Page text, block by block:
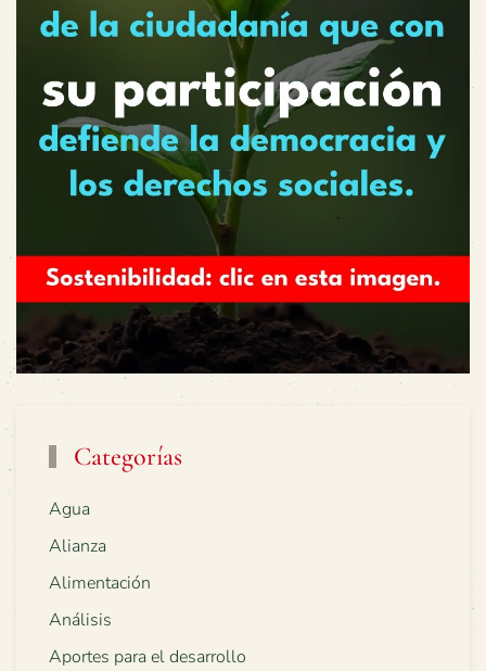
Categorías
Agua
Alianza
Alimentación
Análisis
Aportes para el desarrollo